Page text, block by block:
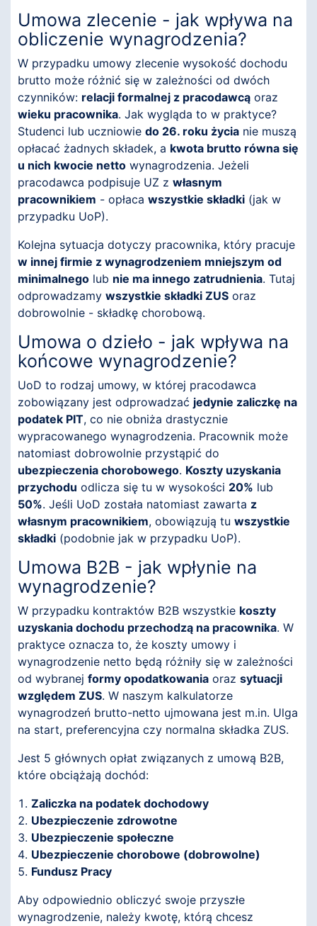
Umowa zlecenie - jak wpływa na
obliczenie wynagrodzenia?
W przypadku umowy zlecenie wysokość dochodu
brutto może różnić się w zależności od dwóch
czynników: relacji formalnej z pracodawcą oraz
wieku pracownika. Jak wygląda to w praktyce?
Studenci lub uczniowie do 26. roku życia nie muszą
opłacać żadnych składek, a kwota brutto równa się
u nich kwocie netto wynagrodzenia. Jeżeli
pracodawca podpisuje UZ z własnym
pracownikiem - opłaca wszystkie składki (jak w
przypadku UoP).
Kolejna sytuacja dotyczy pracownika, który pracuje
w innej firmie z wynagrodzeniem mniejszym od
minimalnego lub nie ma innego zatrudnienia. Tutaj
odprowadzamy wszystkie składki ZUS oraz
dobrowolnie - składkę chorobową.
Umowa o dzieło - jak wpływa na
końcowe wynagrodzenie?
UoD to rodzaj umowy, w której pracodawca
zobowiązany jest odprowadzać jedynie zaliczkę na
podatek PIT, co nie obniża drastycznie
wypracowanego wynagrodzenia. Pracownik może
natomiast dobrowolnie przystąpić do
ubezpieczenia chorobowego. Koszty uzyskania
przychodu odlicza się tu w wysokości 20% lub
50%. Jeśli UoD została natomiast zawarta z
własnym pracownikiem, obowiązują tu wszystkie
składki (podobnie jak w przypadku UoP).
Umowa B2B - jak wpłynie na
wynagrodzenie?
W przypadku kontraktów B2B wszystkie koszty
uzyskania dochodu przechodzą na pracownika. W
praktyce oznacza to, że koszty umowy i
wynagrodzenie netto będą różniły się w zależności
od wybranej formy opodatkowania oraz sytuacji
względem ZUS. W naszym kalkulatorze
wynagrodzeń brutto-netto ujmowana jest m.in. Ulga
na start, preferencyjna czy normalna składka ZUS.
Jest 5 głównych opłat związanych z umową B2B,
które obciążają dochód:
Zaliczka na podatek dochodowy
Ubezpieczenie zdrowotne
Ubezpieczenie społeczne
Ubezpieczenie chorobowe (dobrowolne)
Fundusz Pracy
Aby odpowiednio obliczyć swoje przyszłe
wynagrodzenie, należy kwotę, którą chcesz